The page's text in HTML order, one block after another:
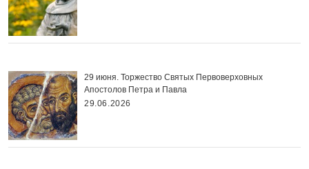
29 июня. Торжество Святых Первоверховных
Апостолов Петра и Павла
29.06.2026